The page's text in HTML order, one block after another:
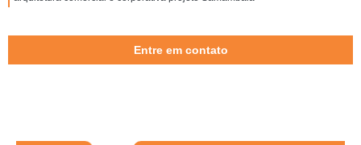
Entre em contato